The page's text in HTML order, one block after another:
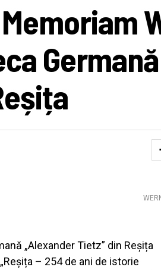
Germană
„Alexander Tietz” din Reșița
– 254 de ani de istorie